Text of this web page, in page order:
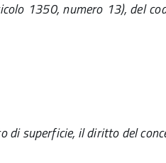
1350, numero 13), del
superficie, il diritto del